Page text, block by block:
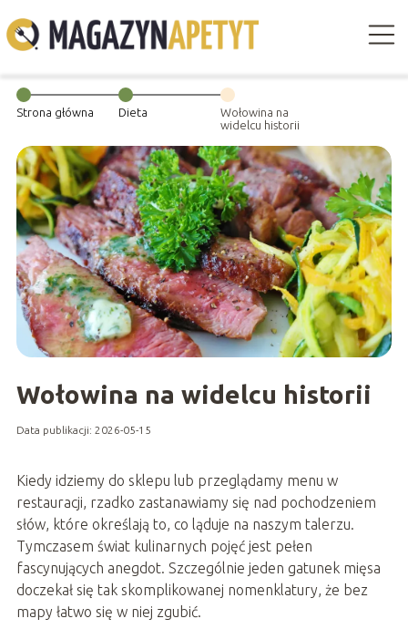
Strona główna Dieta
Wołowina na
widelcu historii
Wołowina na widelcu historii
Data publikacji: 2026-05-15
Kiedy idziemy do sklepu lub przeglądamy menu w
restauracji, rzadko zastanawiamy się nad pochodzeniem
słów, które określają to, co ląduje na naszym talerzu.
Tymczasem świat kulinarnych pojęć jest pełen
fascynujących anegdot. Szczególnie jeden gatunek mięsa
doczekał się tak skomplikowanej nomenklatury, że bez
mapy łatwo się w niej zgubić.